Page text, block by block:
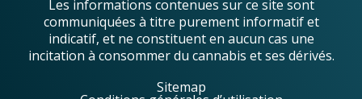
Les informations contenues sur ce site sont
communiquées à titre purement informatif et
indicatif, et ne constituent en aucun cas une
incitation à consommer du cannabis et ses dérivés.
Sitemap